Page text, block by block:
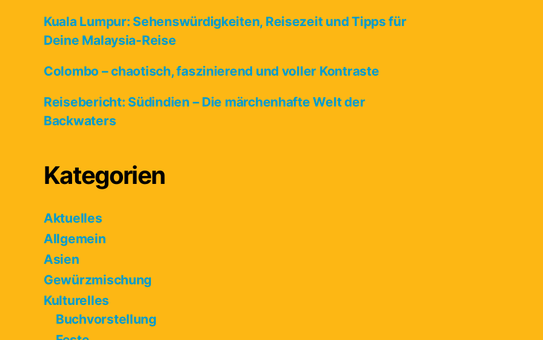
Kuala Lumpur: Sehenswürdigkeiten, Reisezeit und Tipps für
Deine Malaysia-Reise
Colombo – chaotisch, faszinierend und voller Kontraste
Reisebericht: Südindien – Die märchenhafte Welt der
Backwaters
Kategorien
Aktuelles
Allgemein
Asien
Gewürzmischung
Kulturelles
Buchvorstellung